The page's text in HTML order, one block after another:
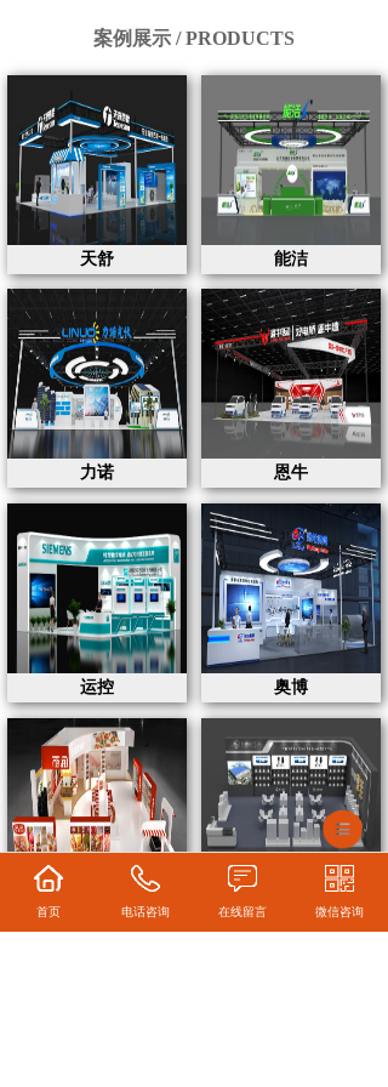
案例展示 / PRODUCTS
天舒 能洁
力诺 恩牛
运控 奥博
首页 电话咨询 在线留言 微信咨询